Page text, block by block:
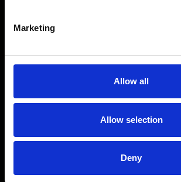
Marketing
Allow all
Allow selection
Deny
Einwilligung, im Browser eingesetzt
können technische Ereignisdaten
ohne Suchparameter,
bereinigte Diagnosekontexte
Session Replay derzeit deaktiviert ist
personenbezogene Formularinhalte,
Kontaktfelder, Cookies,
UTM-Parameter und